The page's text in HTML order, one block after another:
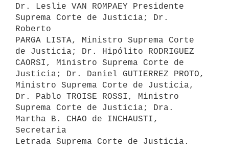
Dr. Leslie VAN ROMPAEY Presidente
Suprema Corte de Justicia; Dr.
Roberto
PARGA LISTA, Ministro Suprema Corte
de Justicia; Dr. Hipólito RODRIGUEZ
CAORSI, Ministro Suprema Corte de
Justicia; Dr. Daniel GUTIERREZ PROTO,
Ministro Suprema Corte de Justicia,
Dr. Pablo TROISE ROSSI, Ministro
Suprema Corte de Justicia; Dra.
Martha B. CHAO de INCHAUSTI,
Secretaria